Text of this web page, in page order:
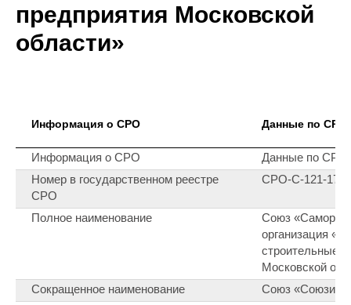
предприятия Московской
области»
Информация о СРО Данные по СРО
Информация о СРО
Данные по СРО
Номер в государственном реестре
СРО
СРО-С-121-
Полное наименование
Союз
организация
строительные
Московской
Сокращенное наименование
Союз